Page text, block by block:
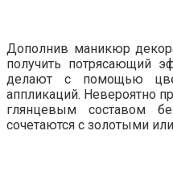
Дополнив маникюр
получить потрясающий
делают с помощью
аппликаций. Невероятно
глянцевым составом
сочетаются с золотыми